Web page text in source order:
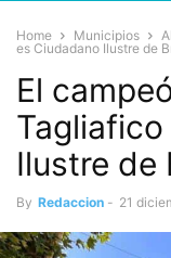
Home Municipios
es Ciudadano Ilustre de
El
Ilustre de
By Redaccion - 21